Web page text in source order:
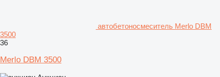
автобетоносмеситель Merlo DBM
3500
36
Merlo DBM 3500